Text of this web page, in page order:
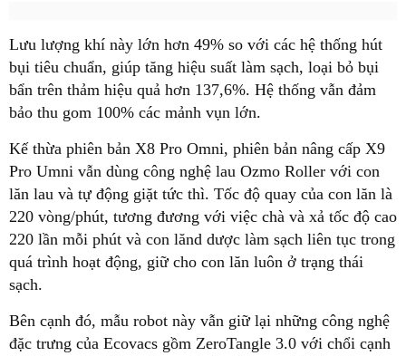
Lưu lượng khí này lớn hơn 49% so với các hệ thống hút
bụi tiêu chuẩn, giúp tăng hiệu suất làm sạch, loại bỏ bụi
bẩn trên thảm hiệu quả hơn 137,6%. Hệ thống vẫn đảm
bảo thu gom 100% các mảnh vụn lớn.
Kế thừa phiên bản X8 Pro Omni, phiên bản nâng cấp X9
Pro Umni vẫn dùng công nghệ lau Ozmo Roller với con
lăn lau và tự động giặt tức thì. Tốc độ quay của con lăn là
220 vòng/phút, tương đương với việc chà và xả tốc độ cao
220 lần mỗi phút và con lănd dược làm sạch liên tục trong
quá trình hoạt động, giữ cho con lăn luôn ở trạng thái
sạch.
Bên cạnh đó, mẫu robot này vẫn giữ lại những công nghệ
đặc trưng của Ecovacs gồm ZeroTangle 3.0 với chổi cạnh